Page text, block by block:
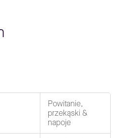
Powitanie,
przekąski &
napoje